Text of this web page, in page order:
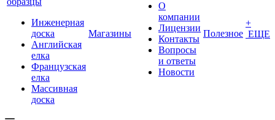
Инженерная
доска
Английская
елка
Французская
елка
Массивная
доска
Магазины
О
компании
Лицензии
Контакты
Вопросы
и ответы
Новости
Полезное
+
ЕЩЕ